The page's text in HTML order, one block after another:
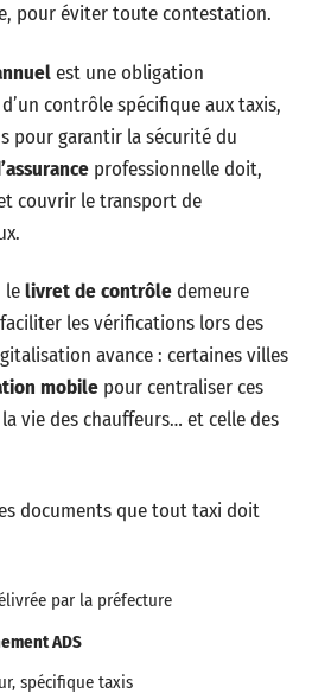
pour éviter toute contestation.
est une obligation
contrôle spécifique aux taxis,
pour garantir la sécurité du
professionnelle doit,
couvrir le transport de
lelivret de contrôledemeure
les vérifications lors des
avance : certaines villes
mobile pour centraliser ces
vie des chauffeurs… et celle des
documents que tout taxi doit
par la préfecture
ADS
spécifique taxis